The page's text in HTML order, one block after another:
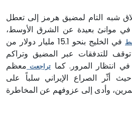
شبه التام لمضيق هرمز إلى تعطل
موانئ بعيدة عن الشرق الأوسط،
في الخليج بنحو 15.1 مليار دولار من
للتدفقات عبر المضيق وتراكم
انتظار المرور. كما تراجعت معظم
أثّر الصراع الإيراني سلباً على